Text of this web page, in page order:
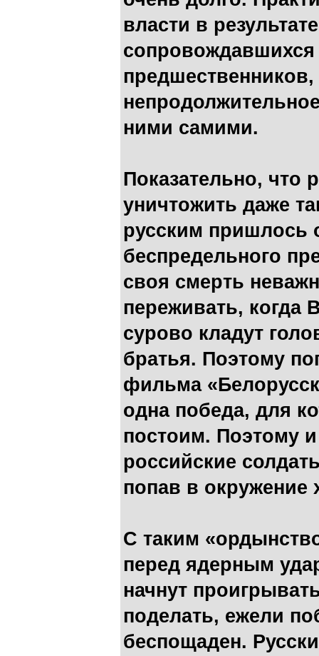
власти в
предшественников,
ними самими.
Показательно, что
уничтожить даже
русским пришлось
беспредельного
своя смерть
переживать,
сурово кладут
братья. Поэтому
фильма
одна победа, для
постоим. Поэтому
российские
попав в окружение
С таким
перед ядерным
начнут
поделать, ежели
беспощаден.